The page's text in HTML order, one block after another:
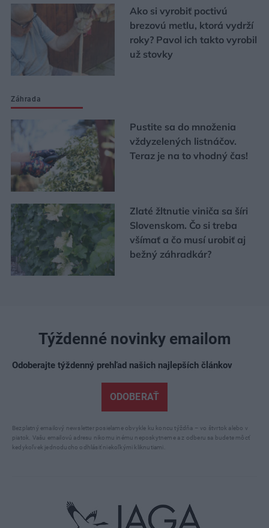
Ako si vyrobiť poctivú
brezovú metlu, ktorá vydrží
roky? Pavol ich takto vyrobil
už stovky
Záhrada
Pustite sa do množenia
vždyzelených listnáčov.
Teraz je na to vhodný čas!
Zlaté žltnutie viniča sa šíri
Slovenskom. Čo si treba
všímať a čo musí urobiť aj
bežný záhradkár?
Týždenné novinky emailom
Odoberajte týždenný prehľad našich najlepších článkov
ODOBERAŤ
Bezplatný emailový newsletter posielame obvykle ku koncu týždňa – vo štvrtok alebo v
piatok. Vašu emailovú adresu nikomu inému neposkytneme a z odberu sa budete môcť
kedykoľvek jednoducho odhlásiť niekoľkými kliknutiami.